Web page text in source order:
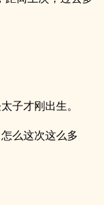
子才刚出生。
么这次这么多